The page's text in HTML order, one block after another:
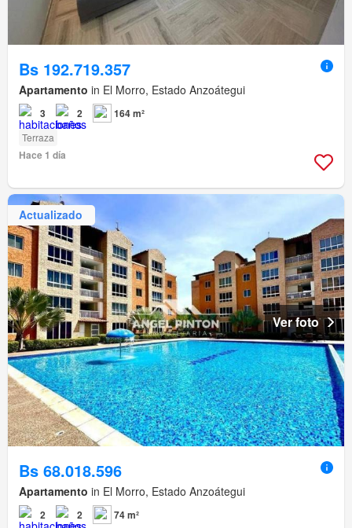
Bs 192.719.357
Apartamento in El Morro, Estado Anzoátegui
3 2 164 m²
Terraza
Hace 1 día
Actualizado
Ver foto
Bs 68.018.596
Apartamento in El Morro, Estado Anzoátegui
2 2
74 m²